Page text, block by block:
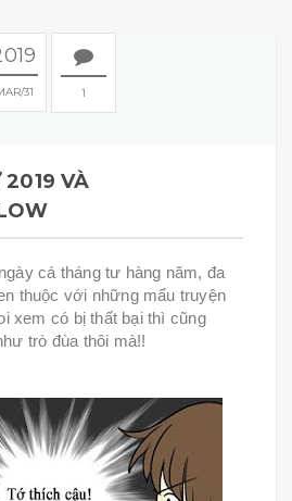
31 1
2019 VÀ
cá tháng tư hàng năm, đa
thuộc với những mẩu truyện
xem có bị thất bại thì cũng
trò đùa thôi mà!!